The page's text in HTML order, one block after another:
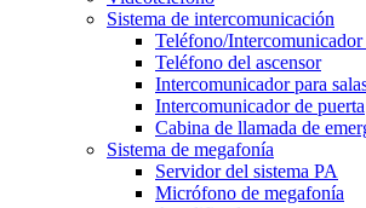
Sistema de intercomunicación
Teléfono/Intercomunicador
Teléfono del ascensor
Intercomunicador para
Intercomunicador de puerta
Cabina de llamada de
Sistema de megafonía
Servidor del sistema PA
Micrófono de megafonía